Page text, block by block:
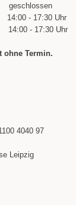
geschlossen
14:00 - 17:30 Uhr
14:00 - 17:30 Uhr
ohne Termin.
4040 97
Leipzig